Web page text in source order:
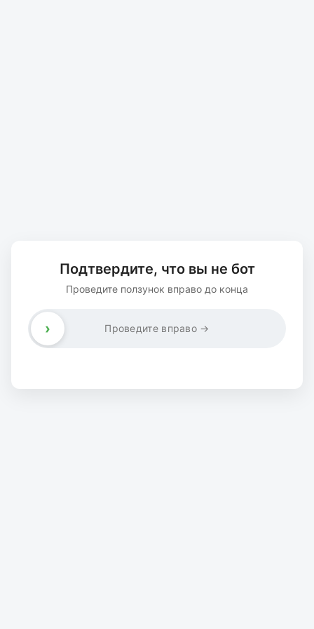
Подтвердите, что вы не бот
Проведите ползунок вправо до конца
Проведите вправо →
›